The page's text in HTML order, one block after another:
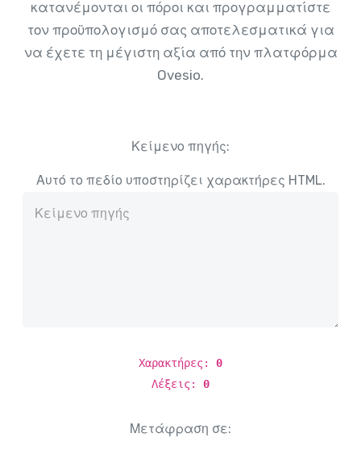
κατανέμονται οι πόροι και προγραμματίστε
τον προϋπολογισμό σας αποτελεσματικά για
να έχετε τη μέγιστη αξία από την πλατφόρμα
Ovesio.
Κείμενο πηγής:
Αυτό το πεδίο υποστηρίζει χαρακτήρες HTML.
Χαρακτήρες: 0
Λέξεις: 0
Μετάφραση σε: